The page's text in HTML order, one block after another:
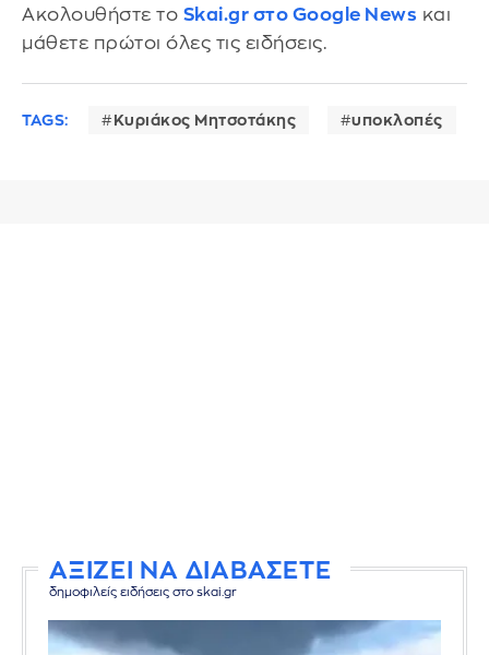
Ακολουθήστε το Skai.gr στο Google News και
μάθετε πρώτοι όλες τις ειδήσεις.
TAGS: Κυριάκος Μητσοτάκης υποκλοπές
ΑΞΙΖΕΙ ΝΑ ΔΙΑΒΑΣΕΤΕ
δημοφιλείς ειδήσεις στο skai.gr